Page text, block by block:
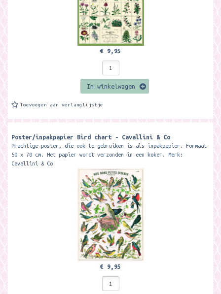
€ 9,95
In winkelwagen
Toevoegen aan verlanglijstje
Poster/inpakpapier Bird chart - Cavallini & Co
Prachtige poster, die ook te gebruiken is als inpakpapier. Formaat
50 x 70 cm. Het papier wordt verzonden in een koker. Merk:
Cavallini & Co
€ 9,95